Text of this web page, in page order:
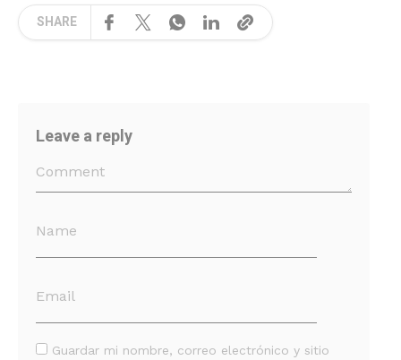
SHARE
Leave a reply
Guardar mi nombre, correo electrónico y sitio